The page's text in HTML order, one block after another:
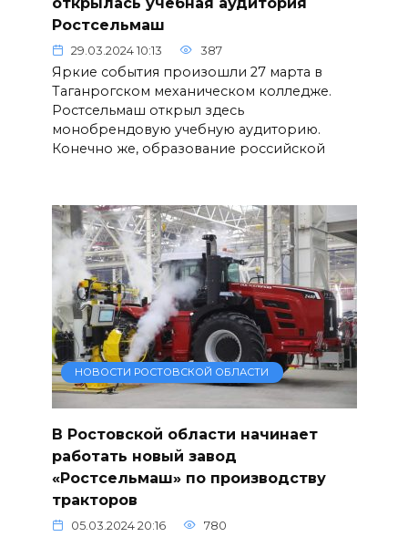
Ростсельмаш
29.03.2024 10:13 387
Яркие события произошли 27 марта в
Таганрогском механическом колледже.
Ростсельмаш открыл здесь
монобрендовую учебную аудиторию.
Конечно же, образование российской
НОВОСТИ РОСТОВСКОЙ ОБЛАСТИ
В Ростовской области начинает
работать новый завод
«Ростсельмаш» по производству
тракторов
05.03.2024 20:16 780